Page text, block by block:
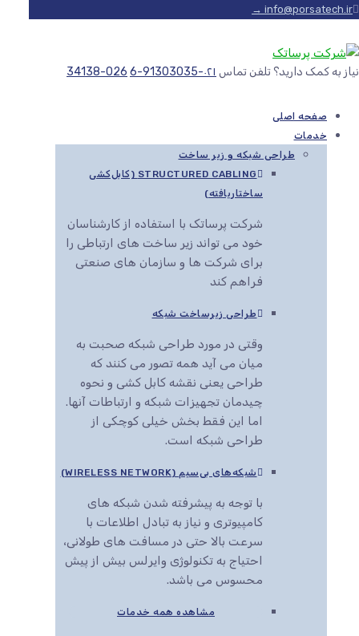
info@porsatech.ir →
نیاز به کمک دارید؟ تلفن تماس ۰۲۱-91303035-6 026-34138
صفحه اصلی
خدمات
طراحی شبکه و زیر ساخت
STRUCTURED CABLING (کابل‌کشی
ساختاریافته)
شرکت پرساتک با استفاده از کارشناسان
خود می تواند زیر ساخت های ارتباطی را
برای شرکت ها و سازمان های صنعتی
فراهم کند
طراحی زیرساخت شبکه
وقتی در مورد طراحی شبکه صحبت به
میان می آید همه تصور می کنند که
طراحی یعنی نقشه کابل کشی و نحوه
چیدمان تجهیزات شبکه و ارتباطات آنها.
اما این فقط بخش خیلی کوچکی از
طراحی شبکه است.
شبکه‌های بی‌سیم (WIRELESS NETWORK)
با توجه به پیشرفته شدن شبکه های
کامپیوتری و نیاز به تبادل اطلاعات با
سرعت بالا حتی در مسافت های طولانی،
احتیاج به تکنولوژی وایرلس بیش از پیش
محسوس می باشد.
مشاهده همه خدمات